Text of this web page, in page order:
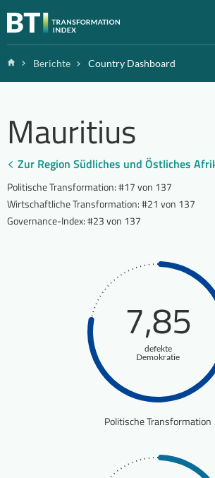
Zum Inhalt springen
HomeBerichte Country Dashboard
Mauritius
Zur Region Südliches und Östliches
Politische Transformation:#17 von 137
Wirtschaftliche Transformation:#21 von 137
Governance-Index:#23 von 137
7,85
defekte
Demokratie
Politische Transformation